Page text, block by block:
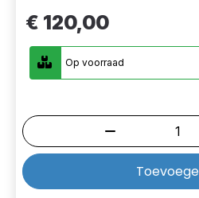
€ 120,00
Op voorraad